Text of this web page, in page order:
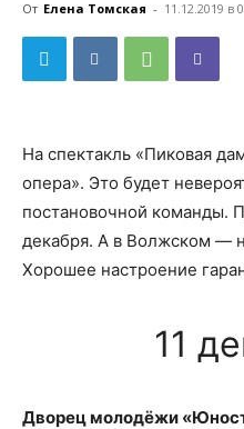
От Елена Томская - 11.12.2019 в
На спектакль «Пиковая
опера». Это будет
постановочной команды.
декабря. А в Волжском —
Хорошее настроение
11
Дворец молодёжи